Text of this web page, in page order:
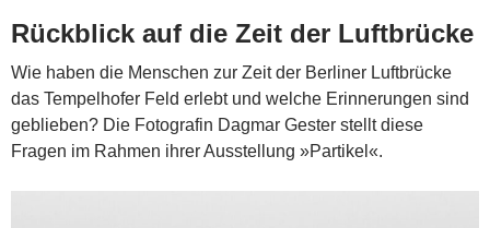
Rückblick auf die Zeit der Luftbrücke
Wie haben die Menschen zur Zeit der Berliner Luftbrücke
das Tempelhofer Feld erlebt und welche Erinnerungen sind
geblieben? Die Fotografin Dagmar Gester stellt diese
Fragen im Rahmen ihrer Ausstellung »Partikel«.